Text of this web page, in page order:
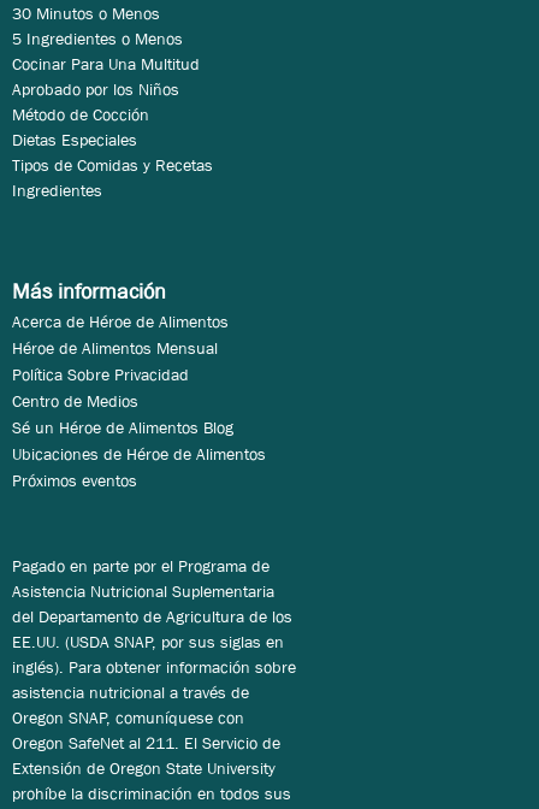
30 Minutos o Menos
5 Ingredientes o Menos
Cocinar Para Una Multitud
Aprobado por los Niños
Método de Cocción
Dietas Especiales
Tipos de Comidas y Recetas
Ingredientes
Más información
Acerca de Héroe de Alimentos
Héroe de Alimentos Mensual
Política Sobre Privacidad
Centro de Medios
Sé un Héroe de Alimentos Blog
Ubicaciones de Héroe de Alimentos
Próximos eventos
Pagado en parte por el Programa de
Asistencia Nutricional Suplementaria
del Departamento de Agricultura de los
EE.UU. (USDA SNAP, por sus siglas en
inglés). Para obtener información sobre
asistencia nutricional a través de
Oregon SNAP, comuníquese con
Oregon SafeNet al 211. El Servicio de
Extensión de Oregon State University
prohíbe la discriminación en todos sus